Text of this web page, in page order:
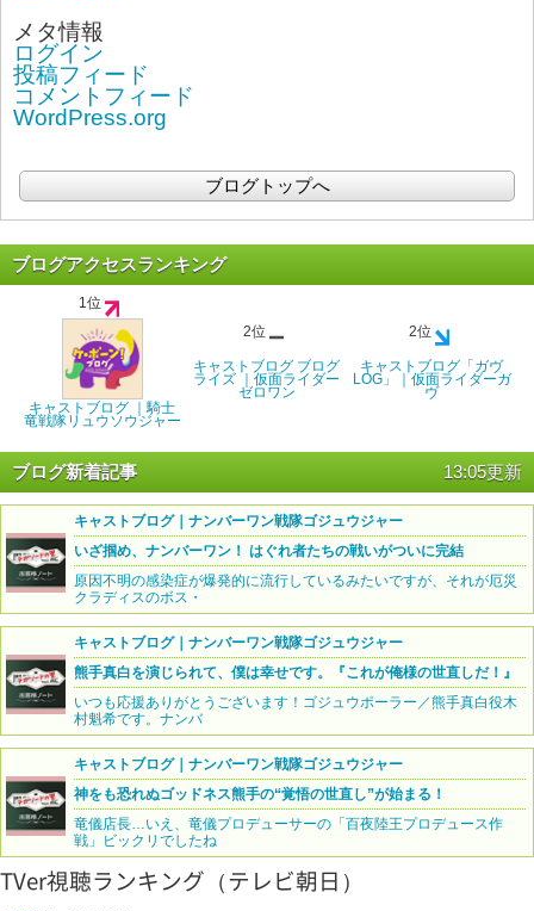
メタ情報
ログイン
投稿フィード
コメントフィード
WordPress.org
ブログトップへ
ブログアクセスランキング
1位
キャストブログ ｜騎士
竜戦隊リュウソウジャー
2位
キャストブログ ブログ
ライズ ｜仮面ライダー
ゼロワン
2位
キャストブログ「ガヴ
LOG」｜仮面ライダーガ
ヴ
ブログ新着記事 13:05更新
キャストブログ｜ナンバーワン戦隊ゴジュウジャー
いざ掴め、ナンバーワン！ はぐれ者たちの戦いがついに完結
原因不明の感染症が爆発的に流行しているみたいですが、それが厄災
クラディスのボス・
キャストブログ｜ナンバーワン戦隊ゴジュウジャー
熊手真白を演じられて、僕は幸せです。『これが俺様の世直しだ！』
いつも応援ありがとうございます！ゴジュウポーラー／熊手真白役木
村魁希です。ナンバ
キャストブログ｜ナンバーワン戦隊ゴジュウジャー
神をも恐れぬゴッドネス熊手の“覚悟の世直し”が始まる！
竜儀店長…いえ、竜儀プロデューサーの「百夜陸王プロデュース作
戦」ビックリでしたね
TVer視聴ランキング（テレビ朝日）